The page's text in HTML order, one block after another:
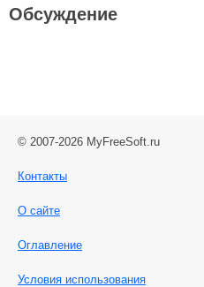
Обсуждение
© 2007-2026 MyFreeSoft.ru
Контакты
О сайте
Оглавление
Условия использования